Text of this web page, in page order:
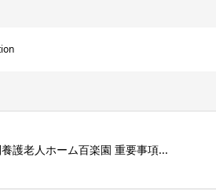
護老人ホーム百楽園 重要事項...